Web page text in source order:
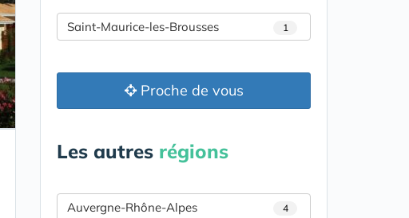
Saint-Maurice-les-Brousses 1
Proche de vous
Les autres régions
Auvergne-Rhône-Alpes 4